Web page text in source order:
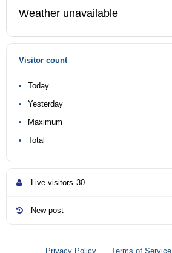
Weather unavailable
Visitor count
Today
Yesterday
Maximum
Total
Live visitors 30
New post
Privacy Policy Terms of Service